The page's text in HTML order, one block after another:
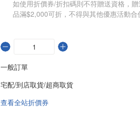
如使用折價券/折扣碼則不符贈送資格，
品滿$2,000可折，不得與其他優惠活動合
一般訂單
宅配/到店取貨/超商取貨
查看全站折價券